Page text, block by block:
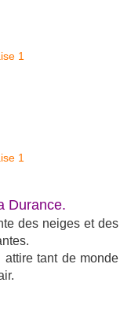
Durance.
des neiges et des
tant de monde